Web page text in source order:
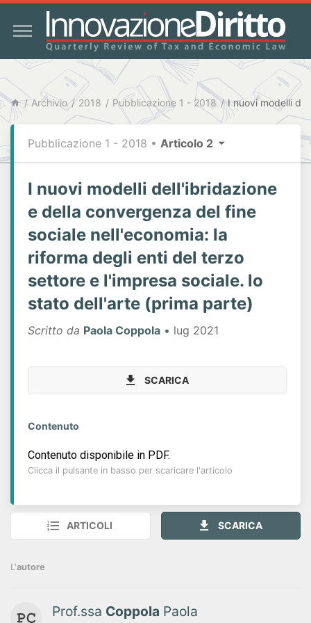
Archivio 2018 Pubblicazione 1 - 2018
Pubblicazione 1 - 2018 • Articolo 2
I nuovi modelli dell'ibridazione
e della convergenza del fine
sociale nell'economia: la
riforma degli enti del terzo
settore e l'impresa sociale. lo
stato dell'arte (prima parte)
Scritto da Paola Coppola • lug 2021
SCARICA
Contenuto
Contenuto disponibile in PDF.
Clicca il pulsante in basso per scaricare l'articolo
ARTICOLI SCARICA
L'autore
Prof.ssa Coppola Paola